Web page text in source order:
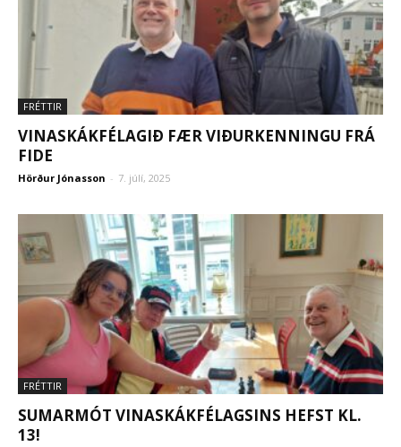
FRÉTTIR
VINASKÁKFÉLAGIÐ FÆR VIÐURKENNINGU FRÁ
FIDE
Hörður Jónasson - 7. júlí, 2025
FRÉTTIR
SUMARMÓT VINASKÁKFÉLAGSINS HEFST KL.
13!